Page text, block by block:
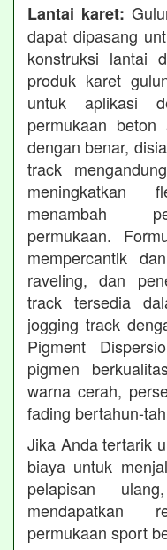
Lantai karet:
dapat dipasang
konstruksi lantai
produk karet
untuk aplikasi
permukaan
dengan benar,
track
meningkatkan
menambah
permukaan.
mempercantik
raveling, dan
track tersedia
jogging track
Pigment
pigmen
warna cerah,
fading bertahun-
Jika Anda tertarik
biaya untuk
pelapisan
mendapatkan
permukaan sport